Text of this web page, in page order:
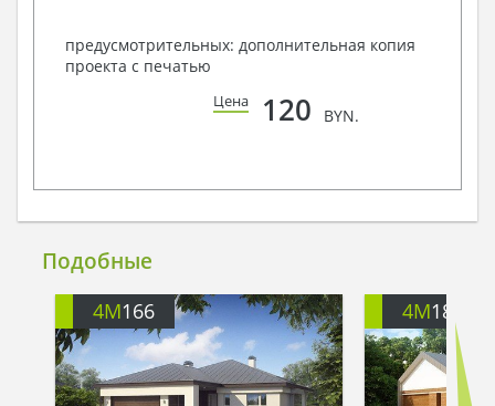
предусмотрительных: дополнительная копия
проекта с печатью
Цена 120 BYN.
Подобные
4M166 4M182